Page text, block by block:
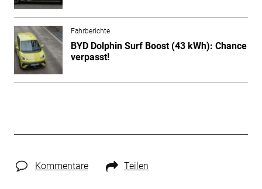
Fahrberichte
BYD Dolphin Surf Boost (43 kWh): Chance
verpasst!
Kommentare Teilen